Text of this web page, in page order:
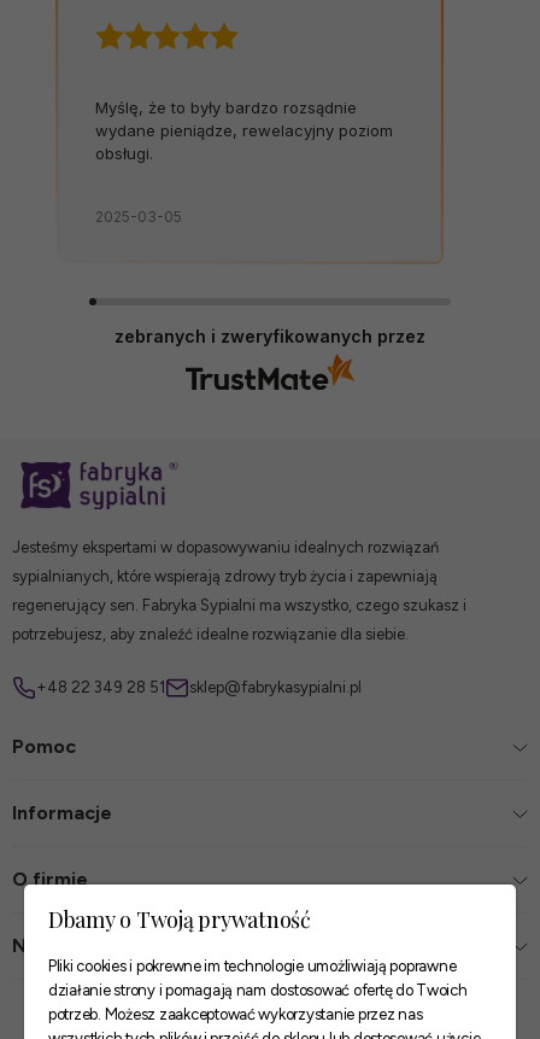
Myślę, że to były bardzo rozsądnie
wydane pieniądze, rewelacyjny poziom
obsługi.
2025-03-05
zebranych i zweryfikowanych przez
Jesteśmy ekspertami w dopasowywaniu idealnych rozwiązań
sypialnianych, które wspierają zdrowy tryb życia i zapewniają
regenerujący sen. Fabryka Sypialni ma wszystko, czego szukasz i
potrzebujesz, aby znaleźć idealne rozwiązanie dla siebie.
+48 22 349 28 51 sklep@fabrykasypialni.pl
Pomoc
Informacje
O firmie
Nasze sklepy
Zaufane płatności
Dbamy o Twoją prywatność
Pliki cookies i pokrewne im technologie umożliwiają poprawne
działanie strony i pomagają nam dostosować ofertę do Twoich
potrzeb. Możesz zaakceptować wykorzystanie przez nas